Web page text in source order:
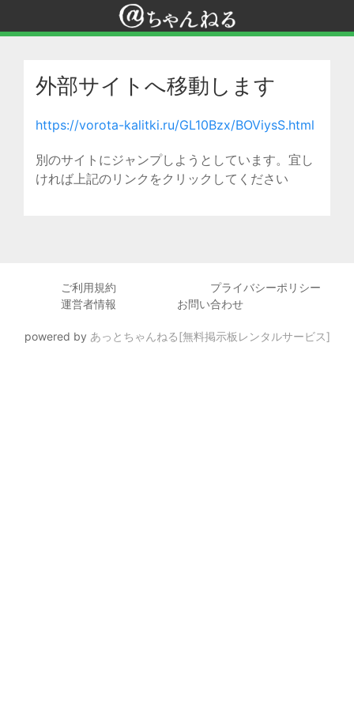
外部サイトへ移動します
https://vorota-kalitki.ru/GL10Bzx/BOViysS.html
別のサイトにジャンプしようとしています。宜し
ければ上記のリンクをクリックしてください
ご利用規約
プライバシーポリシー
運営者情報
お問い合わせ
powered by あっとちゃんねる[無料掲示板レンタルサービス]